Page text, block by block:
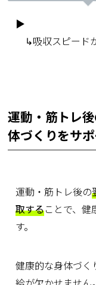
▶
↳吸収スピード
運動・筋トレ
体づくりをサ
運動・筋トレ後の
取することで、
す。
健康的な身体づく